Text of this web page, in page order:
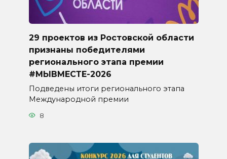
29 проектов из Ростовской области
признаны победителями
регионального этапа премии
#МЫВМЕСТЕ-2026
Подведены итоги регионального этапа
Международной премии
8